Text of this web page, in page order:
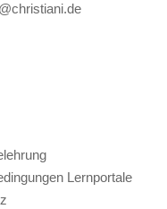
Lernportale